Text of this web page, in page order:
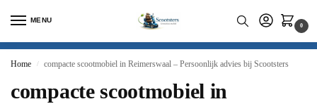
MENU
0
Home / compacte scootmobiel in Reimerswaal – Persoonlijk advies bij Scootsters
compacte scootmobiel in